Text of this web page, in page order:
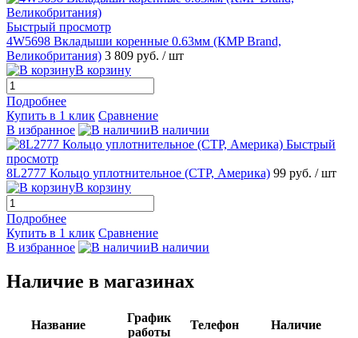
Быстрый просмотр
4W5698 Вкладыши коренные 0.63мм (КMP Brand,
Великобритания) 3 809 руб. / шт
В корзину
Подробнее
Купить в 1 клик Сравнение
В избранное
В наличии
Быстрый
просмотр
8L2777 Кольцо уплотнительное (CTP, Америка) 99 руб. / шт
В корзину
Подробнее
Купить в 1 клик Сравнение
В избранное
В наличии
Наличие в магазинах
Название
График
работы
Телефон
Наличие